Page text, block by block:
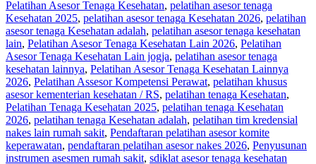
Pelatihan Asesor Tenaga Kesehatan, pelatihan asesor tenaga
Kesehatan 2025, pelatihan asesor tenaga Kesehatan 2026, pelatihan
asesor tenaga Kesehatan adalah, pelatihan asesor tenaga kesehatan
lain, Pelatihan Asesor Tenaga Kesehatan Lain 2026, Pelatihan
Asesor Tenaga Kesehatan Lain jogja, pelatihan asesor tenaga
kesehatan lainnya, Pelatihan Asesor Tenaga Kesehatan Lainnya
2026, Pelatihan Assesor Kompetensi Perawat, pelatihan khusus
asesor kementerian kesehatan / RS, pelatihan tenaga Kesehatan,
Pelatihan Tenaga Kesehatan 2025, pelatihan tenaga Kesehatan
2026, pelatihan tenaga Kesehatan adalah, pelatihan tim kredensial
nakes lain rumah sakit, Pendaftaran pelatihan asesor komite
keperawatan, pendaftaran pelatihan asesor nakes 2026, Penyusunan
instrumen asesmen rumah sakit, sdiklat asesor tenaga kesehatan